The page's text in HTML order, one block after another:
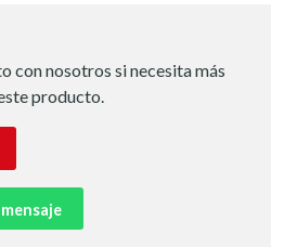
con nosotros si necesita más
producto.